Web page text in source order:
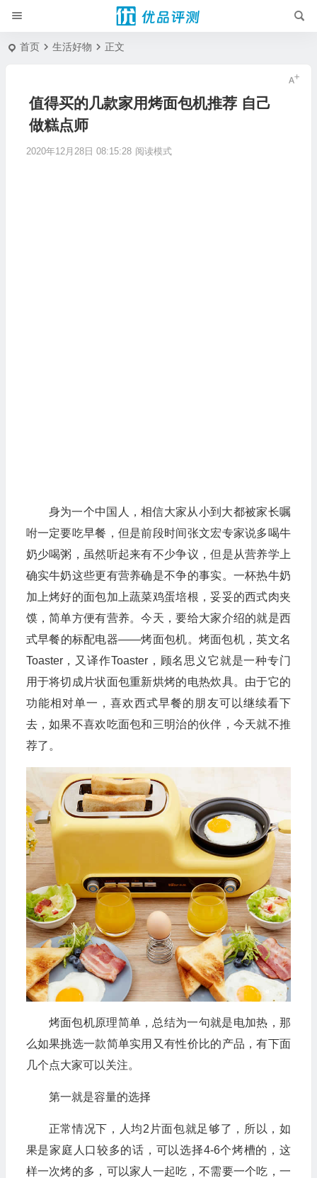
首页 生活好物 正文
值得买的几款家用烤面包机推荐 自己
做糕点师
2020年12月28日 08:15:28 阅读模式
身为一个中国人，相信大家从小到大都被家长嘱
咐一定要吃早餐，但是前段时间张文宏专家说多喝牛
奶少喝粥，虽然听起来有不少争议，但是从营养学上
确实牛奶这些更有营养确是不争的事实。一杯热牛奶
加上烤好的面包加上蔬菜鸡蛋培根，妥妥的西式肉夹
馍，简单方便有营养。今天，要给大家介绍的就是西
式早餐的标配电器——烤面包机。烤面包机，英文名
Toaster，又译作Toaster，顾名思义它就是一种专门
用于将切成片状面包重新烘烤的电热炊具。由于它的
功能相对单一，喜欢西式早餐的朋友可以继续看下
去，如果不喜欢吃面包和三明治的伙伴，今天就不推
荐了。
烤面包机原理简单，总结为一句就是电加热，那
么如果挑选一款简单实用又有性价比的产品，有下面
几个点大家可以关注。
第一就是容量的选择
正常情况下，人均2片面包就足够了，所以，如
果是家庭人口较多的话，可以选择4-6个烤槽的，这
样一次烤的多，可以家人一起吃，不需要一个吃，一